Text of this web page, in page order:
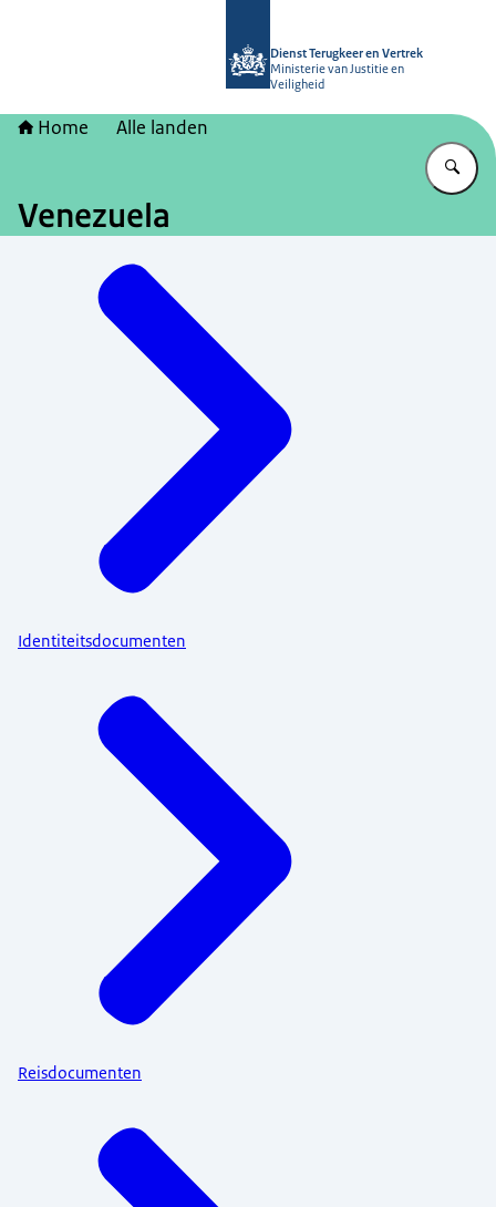
Dienst Terugkeer en Vertrek
Ministerie van Justitie en
Veiligheid
Home Alle landen
Venezuela
Identiteitsdocumenten
Reisdocumenten